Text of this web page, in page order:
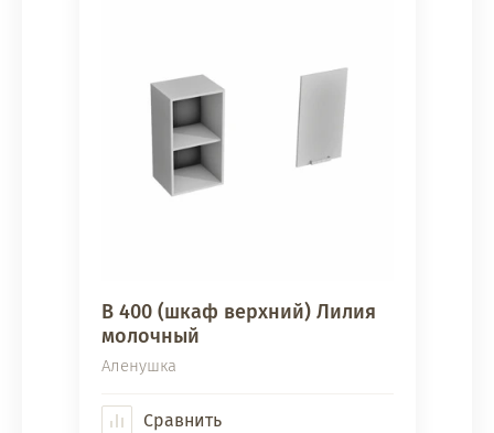
В 400 (шкаф верхний) Лилия
молочный
Аленушка
Сравнить